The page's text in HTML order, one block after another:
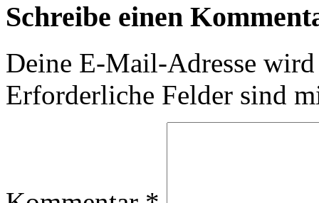
Schreibe einen
Deine E-Mail-Adresse
Erforderliche Felder sind